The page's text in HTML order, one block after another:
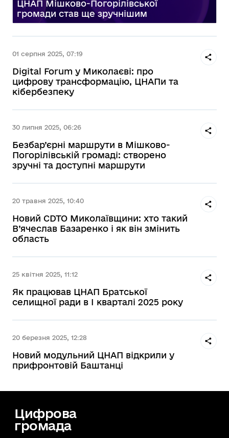
ЦНАП Мішково-Погорілівської
громади став ще зручнішим
Digital Forum у Миколаєві: про
цифрову трансформацію, ЦНАПи та
кібербезпеку
01 серпня 2025, 07:19
Безбар’єрні маршрути в Мішково-
Погорілівській громаді: створено
зручні та доступні маршрути
30 липня 2025, 06:26
Новий CDTO Миколаївщини: хто такий
В’ячеслав Базаренко і як він змінить
область
20 травня 2025, 10:40
Як працював ЦНАП Братської
селищної ради в I кварталі 2025 року
25 квітня 2025, 11:12
Новий модульний ЦНАП відкрили у
прифронтовій Баштанці
20 березня 2025, 12:28
Цифрова
громада